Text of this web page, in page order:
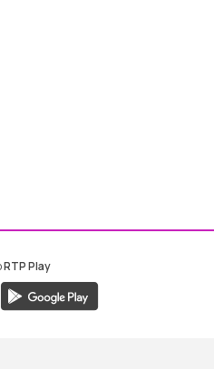
RTP Play